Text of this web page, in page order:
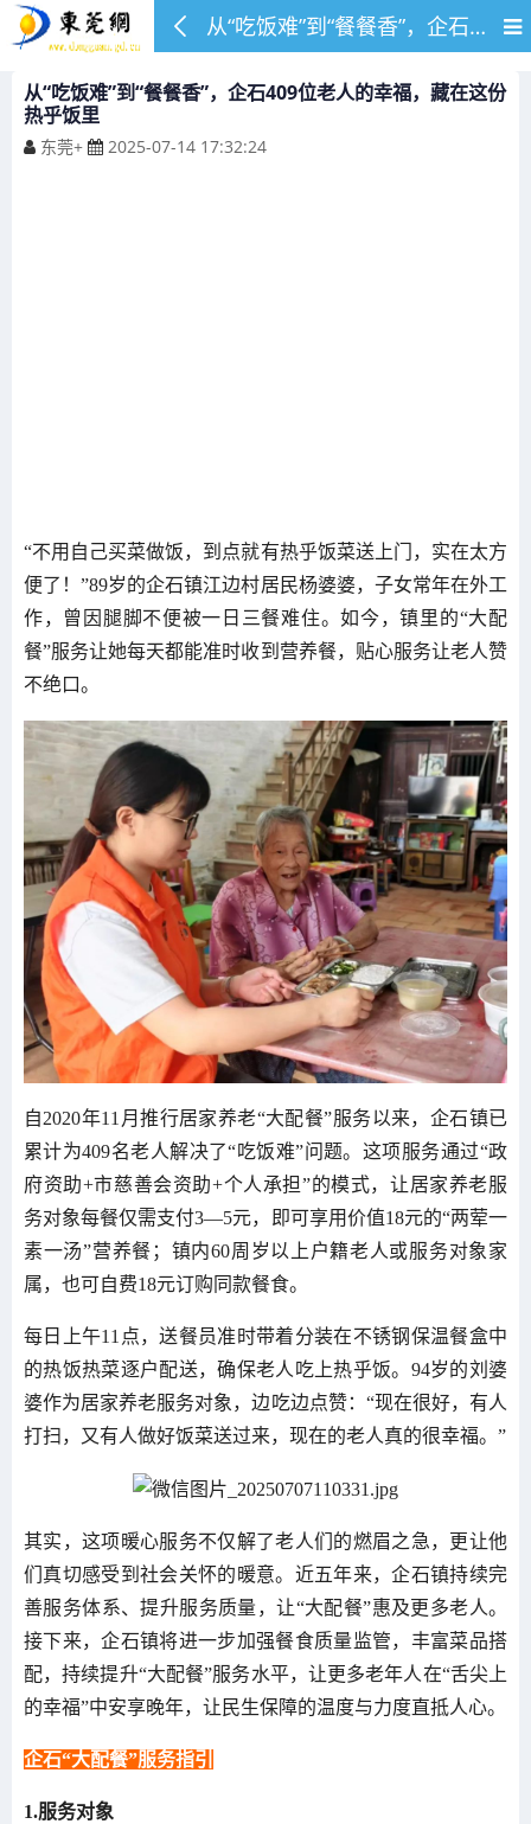
从“吃饭难”到“餐餐香”，企石409位老人的幸福，藏在这份热乎饭里
从“吃饭难”到“餐餐香”，企石409位老人的幸福，藏在这份
热乎饭里
东莞+ 2025-07-14 17:32:24
“不用自己买菜做饭，到点就有热乎饭菜送上门，实在太方
便了！”89岁的企石镇江边村居民杨婆婆，子女常年在外工
作，曾因腿脚不便被一日三餐难住。如今，镇里的“大配
餐”服务让她每天都能准时收到营养餐，贴心服务让老人赞
不绝口。
自2020年11月推行居家养老“大配餐”服务以来，企石镇已
累计为409名老人解决了“吃饭难”问题。这项服务通过“政
府资助+市慈善会资助+个人承担”的模式，让居家养老服
务对象每餐仅需支付3—5元，即可享用价值18元的“两荤一
素一汤”营养餐；镇内60周岁以上户籍老人或服务对象家
属，也可自费18元订购同款餐食。
每日上午11点，送餐员准时带着分装在不锈钢保温餐盒中
的热饭热菜逐户配送，确保老人吃上热乎饭。94岁的刘婆
婆作为居家养老服务对象，边吃边点赞：“现在很好，有人
打扫，又有人做好饭菜送过来，现在的老人真的很幸福。”
其实，这项暖心服务不仅解了老人们的燃眉之急，更让他
们真切感受到社会关怀的暖意。近五年来，企石镇持续完
善服务体系、提升服务质量，让“大配餐”惠及更多老人。
接下来，企石镇将进一步加强餐食质量监管，丰富菜品搭
配，持续提升“大配餐”服务水平，让更多老年人在“舌尖上
的幸福”中安享晚年，让民生保障的温度与力度直抵人心。
企石“大配餐”服务指引
1.服务对象